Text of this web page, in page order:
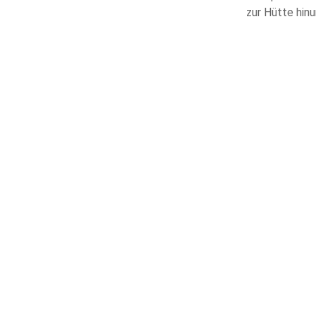
zur Hütte